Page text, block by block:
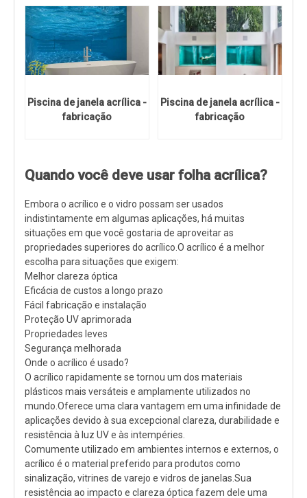
Piscina de janela acrílica -
fabricação
Piscina de janela acrílica -
fabricação
Quando você deve usar folha acrílica?
Embora o acrílico e o vidro possam ser usados ​​
indistintamente em algumas aplicações, há muitas
situações em que você gostaria de aproveitar as
propriedades superiores do acrílico.O acrílico é a melhor
escolha para situações que exigem:
Melhor clareza óptica
Eficácia de custos a longo prazo
Fácil fabricação e instalação
Proteção UV aprimorada
Propriedades leves
Segurança melhorada
Onde o acrílico é usado?
O acrílico rapidamente se tornou um dos materiais
plásticos mais versáteis e amplamente utilizados no
mundo.Oferece uma clara vantagem em uma infinidade de
aplicações devido à sua excepcional clareza, durabilidade e
resistência à luz UV e às intempéries.
Comumente utilizado em ambientes internos e externos, o
acrílico é o material preferido para produtos como
sinalização, vitrines de varejo e vidros de janelas.Sua
resistência ao impacto e clareza óptica fazem dele uma